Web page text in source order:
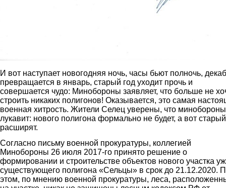
И вот наступает новогодняя ночь, часы бьют полночь,
превращается в январь, старый год уходит прочь и
совершается чудо: Минобороны заявляет, что больше не
строить никаких полигонов! Оказывается, это самая
военная хитрость. Жители Селец уверены, что минобороны
лукавит: нового полигона формально не будет, а вот старый
расширят.
Согласно письму военной прокуратуры, коллегией
Минобороны 26 июля 2017-го принято решение о
формировании и строительстве объектов нового участка
существующего полигона «Сельцы» в срок до 21.12.2020.
этом, по мнению военной прокуратуры, леса,